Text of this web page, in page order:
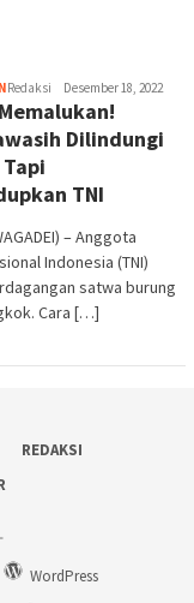
Redaksi Desember 18, 2022
Dilindungi
TNI
– Anggota
Indonesia (TNI)
satwa burung
Cara […]
REDAKSI
WordPress